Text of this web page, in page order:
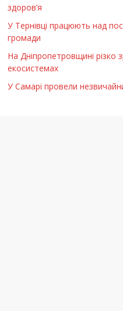
здоров’я
У Тернівці працюють над
громади
На Дніпропетровщині різко
екосистемах
У Самарі провели